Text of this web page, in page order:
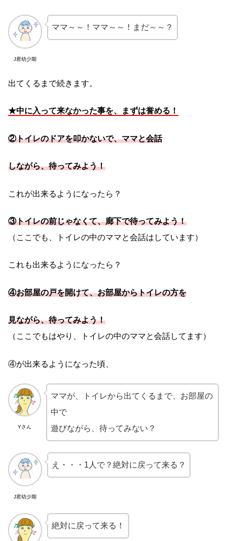
J君幼少期
ママ～～！ママ～～！まだ～～？
出てくるまで続きます。
★中に入って来なかった事を、まずは誉める！
②トイレのドアを叩かないで、ママと会話
しながら、待ってみよう！
これが出来るようになったら？
③トイレの前じゃなくて、廊下で待ってみよう！
（ここでも、トイレの中のママと会話はしています）
これも出来るようになったら？
④お部屋の戸を開けて、お部屋からトイレの方を
見ながら、待ってみよう！
（ここでもはやり、トイレの中のママと会話してます）
④が出来るようになった頃、
Yさん
ママが、トイレから出てくるまで、お部屋の
中で
遊びながら、待ってみない？
J君幼少期
え・・・1人で？絶対に戻って来る？
絶対に戻って来る！